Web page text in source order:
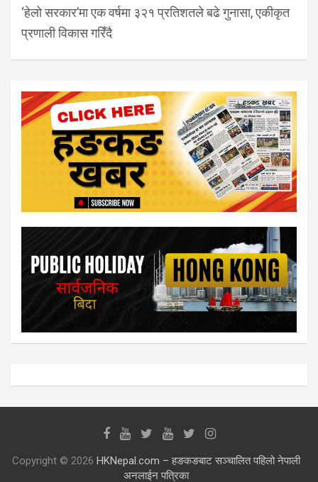
‘हेलो सरकार’मा एक वर्षमा ३२१ प्रतिशतले बढे गुनासा, एकीकृत
प्रणाली विकास गरिँदै
Copyright © 2026 HKNepal.com – हङकङबाट सञ्चालित पहिलो नेपाली
अनलाईन पत्रिका